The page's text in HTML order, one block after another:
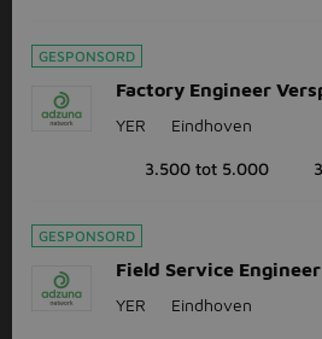
GESPONSORD
Factory Engineer
YER Eindhoven
3.500 tot 5.000
GESPONSORD
Field Service
YER Eindhoven